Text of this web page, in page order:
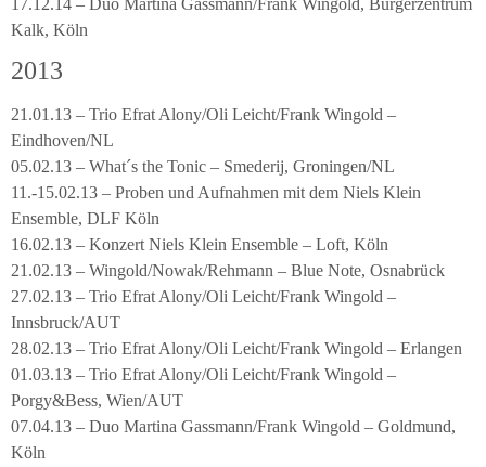
17.12.14 – Duo Martina Gassmann/Frank Wingold, Bürgerzentrum
Kalk, Köln
2013
21.01.13 – Trio Efrat Alony/Oli Leicht/Frank Wingold –
Eindhoven/NL
05.02.13 – What´s the Tonic – Smederij, Groningen/NL
11.-15.02.13 – Proben und Aufnahmen mit dem Niels Klein
Ensemble, DLF Köln
16.02.13 – Konzert Niels Klein Ensemble – Loft, Köln
21.02.13 – Wingold/Nowak/Rehmann – Blue Note, Osnabrück
27.02.13 – Trio Efrat Alony/Oli Leicht/Frank Wingold –
Innsbruck/AUT
28.02.13 – Trio Efrat Alony/Oli Leicht/Frank Wingold – Erlangen
01.03.13 – Trio Efrat Alony/Oli Leicht/Frank Wingold –
Porgy&Bess, Wien/AUT
07.04.13 – Duo Martina Gassmann/Frank Wingold – Goldmund,
Köln